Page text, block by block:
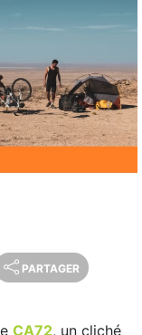
PARTAGER
CA72, un cliché